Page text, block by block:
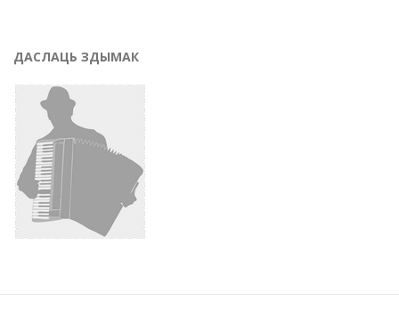
ДАСЛАЦЬ ЗДЫМАК